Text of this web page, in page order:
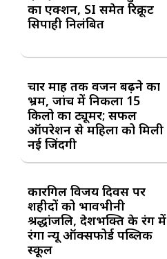
का एक्शन, SI समेत रिक्रूट
सिपाही निलंबित
चार माह तक वजन बढ़ने का
भ्रम, जांच में निकला 15
किलो का ट्यूमर; सफल
ऑपरेशन से महिला को मिली
नई जिंदगी
कारगिल विजय दिवस पर
शहीदों को भावभीनी
श्रद्धांजलि, देशभक्ति के रंग में
रंगा न्यू ऑक्सफोर्ड पब्लिक
स्कूल